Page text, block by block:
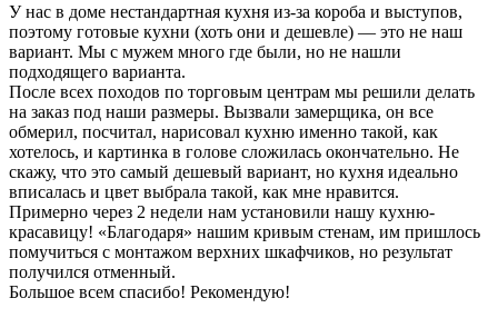
У нас в доме нестандартная кухня из-за короба и выступов,
поэтому готовые кухни (хоть они и дешевле) — это не наш
вариант. Мы с мужем много где были, но не нашли
подходящего варианта.
После всех походов по торговым центрам мы решили делать
на заказ под наши размеры. Вызвали замерщика, он все
обмерил, посчитал, нарисовал кухню именно такой, как
хотелось, и картинка в голове сложилась окончательно. Не
скажу, что это самый дешевый вариант, но кухня идеально
вписалась и цвет выбрала такой, как мне нравится.
Примерно через 2 недели нам установили нашу кухню-
красавицу! «Благодаря» нашим кривым стенам, им пришлось
помучиться с монтажом верхних шкафчиков, но результат
получился отменный.
Большое всем спасибо! Рекомендую!